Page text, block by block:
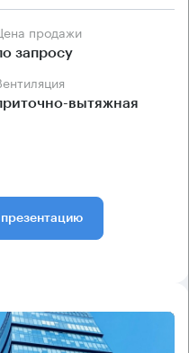
Цена продажи
запросу
Вентиляция
вытяжная
презентацию